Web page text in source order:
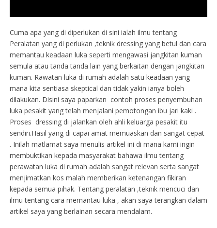
Cuma apa yang di diperlukan di sini ialah ilmu tentang
Peralatan yang di perlukan ,teknik dressing yang betul dan cara
memantau keadaan luka seperti mengawasi jangkitan kuman
semula atau tanda tanda lain yang berkaitan dengan jangkitan
kuman. Rawatan luka di rumah adalah satu keadaan yang
mana kita sentiasa skeptical dan tidak yakin ianya boleh
dilakukan. Disini saya paparkan contoh proses penyembuhan
luka pesakit yang telah menjalani pemotongan ibu jari kaki .
Proses dressing di jalankan oleh ahli keluarga pesakit itu
sendiri.Hasil yang di capai amat memuaskan dan sangat cepat
. Inilah matlamat saya menulis artikel ini di mana kami ingin
membuktikan kepada masyarakat bahawa ilmu tentang
perawatan luka di rumah adalah sangat relevan serta sangat
menjimatkan kos malah memberikan ketenangan fikiran
kepada semua pihak. Tentang peralatan ,teknik mencuci dan
ilmu tentang cara memantau luka , akan saya terangkan dalam
artikel saya yang berlainan secara mendalam.